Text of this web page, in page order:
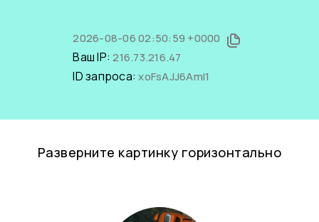
2026-08-06 02:50:59 +0000
Ваш IP:216.73.216.47
ID запроса:xoFsAJJ6AmI1
Разверните картинку горизонтально